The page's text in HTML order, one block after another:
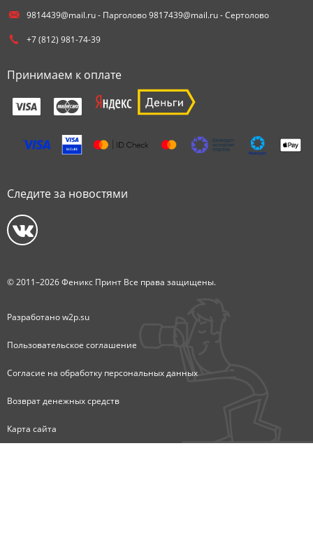
9814439@mail.ru - Парголово 9817439@mail.ru - Сертолово
+7 (812) 981-74-39
Принимаем к оплате
Следите за новостями
© 2011–2026 Феникс Принт Все права защищены.
Разработаноw2p.su
Пользовательское соглашение
Согласие на обработку персональных данных
Возврат денежных средств
Карта сайта